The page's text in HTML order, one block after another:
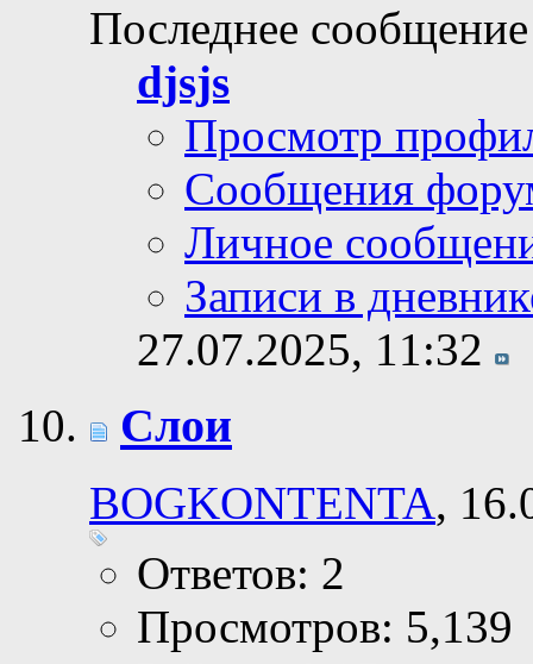
Последнее
djsjs
Просмотр
Сообщения
Личное
Записи в
27.07.2025, 11:32
Слои
BOGKONTENTA,
Ответов: 2
Просмотров: 5,139